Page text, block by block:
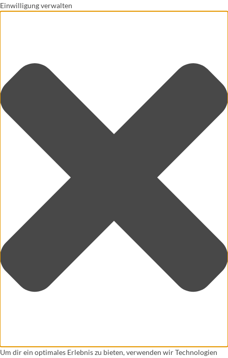
Einwilligung verwalten
Um dir ein optimales Erlebnis zu bieten, verwenden wir Technologien